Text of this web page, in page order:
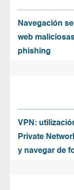
Navegación
web
phishing
VPN:
Private
y navegar de